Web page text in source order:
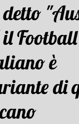
Football
è
di